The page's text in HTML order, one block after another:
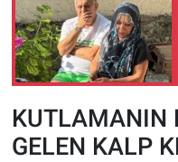
KUTLAMANIN
GELEN KALP